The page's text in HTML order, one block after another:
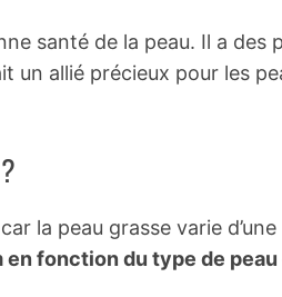
santé de la peau. Il a des
allié précieux pour les
la peau grasse varie d’une
fonction du type de peau